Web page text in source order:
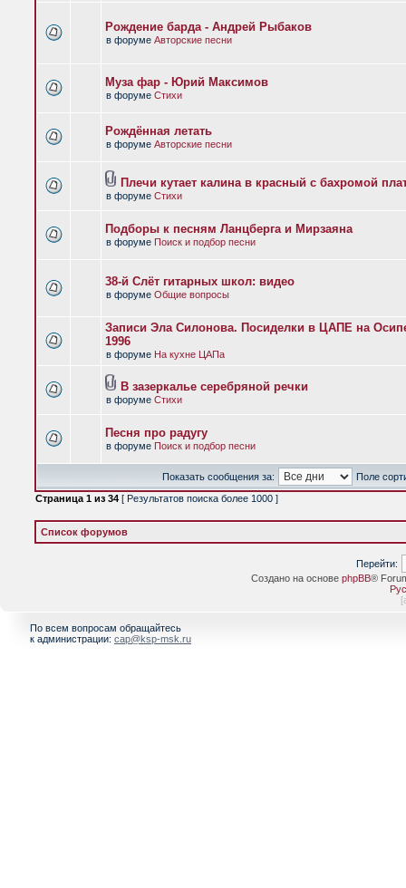
Рождение барда - Андрей Рыбаков
в форуме Авторские песни
Муза фар - Юрий Максимов
в форуме Стихи
Рождённая летать
в форуме Авторские песни
Плечи кутает калина в красный с бахромой
в форуме Стихи
Подборы к песням Ланцберга и Мирзаяна
в форуме Поиск и подбор песни
38-й Слёт гитарных школ: видео
в форуме Общие вопросы
Записи Эла Силонова. Посиделки в ЦАПЕ на
1996
в форуме На кухне ЦАПа
В зазеркалье серебряной речки
в форуме Стихи
Песня про радугу
в форуме Поиск и подбор песни
Показать сообщения за:
Поле
Страница 1 из 34 [ Результатов поиска более 1000 ]
Список форумов
Перейти:
Создано на основе phpBB®
[
По всем вопросам обращайтесь
к администрации: cap@ksp-msk.ru